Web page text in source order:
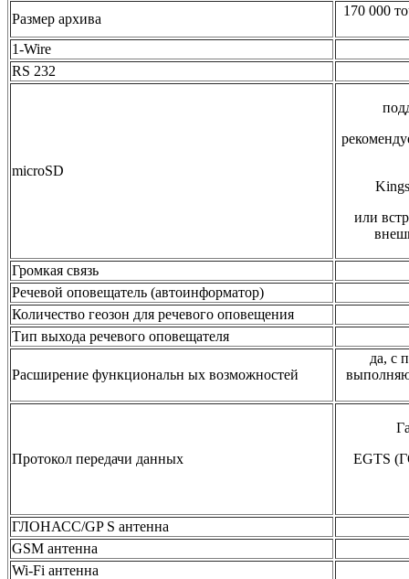
Размер архива
170 000
1-Wire
RS 232
microSD
или
Громкая связь
Речевой оповещатель (автоинформатор)
Количество геозон для речевого оповещения
Тип выхода речевого оповещателя
Расширение функциональн ых возможностей
да, с
Протокол передачи данных
EGTS
ГЛОНАСС/GP S антенна
GSM антенна
Wi-Fi антенна